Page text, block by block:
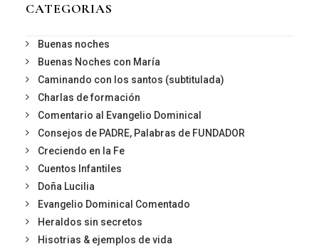
CATEGORIAS
Buenas noches
Buenas Noches con María
Caminando con los santos (subtitulada)
Charlas de formación
Comentario al Evangelio Dominical
Consejos de PADRE, Palabras de FUNDADOR
Creciendo en la Fe
Cuentos Infantiles
Doña Lucilia
Evangelio Dominical Comentado
Heraldos sin secretos
Hisotrias & ejemplos de vida